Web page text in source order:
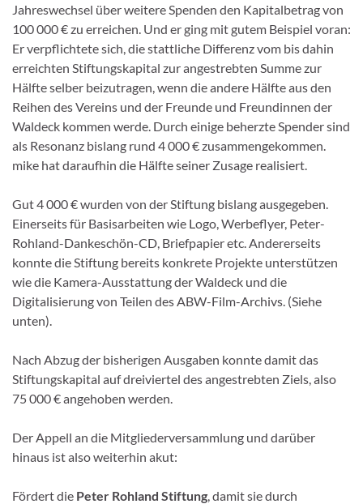
Jahreswechsel über weitere Spenden den Kapitalbetrag von
100 000 € zu erreichen. Und er ging mit gutem Beispiel voran:
Er verpflichtete sich, die stattliche Differenz vom bis dahin
erreichten Stiftungskapital zur angestrebten Summe zur
Hälfte selber beizutragen, wenn die andere Hälfte aus den
Reihen des Vereins und der Freunde und Freundinnen der
Waldeck kommen werde. Durch einige beherzte Spender sind
als Resonanz bislang rund 4 000 € zusammengekommen.
mike hat daraufhin die Hälfte seiner Zusage realisiert.
Gut 4 000 € wurden von der Stiftung bislang ausgegeben.
Einerseits für Basisarbeiten wie Logo, Werbeflyer, Peter-
Rohland-Dankeschön-CD, Briefpapier etc. Andererseits
konnte die Stiftung bereits konkrete Projekte unterstützen
wie die Kamera-Ausstattung der Waldeck und die
Digitalisierung von Teilen des ABW-Film-Archivs. (Siehe
unten).
Nach Abzug der bisherigen Ausgaben konnte damit das
Stiftungskapital auf dreiviertel des angestrebten Ziels, also
75 000 € angehoben werden.
Der Appell an die Mitgliederversammlung und darüber
hinaus ist also weiterhin akut:
Fördert die Peter Rohland Stiftung, damit sie durch